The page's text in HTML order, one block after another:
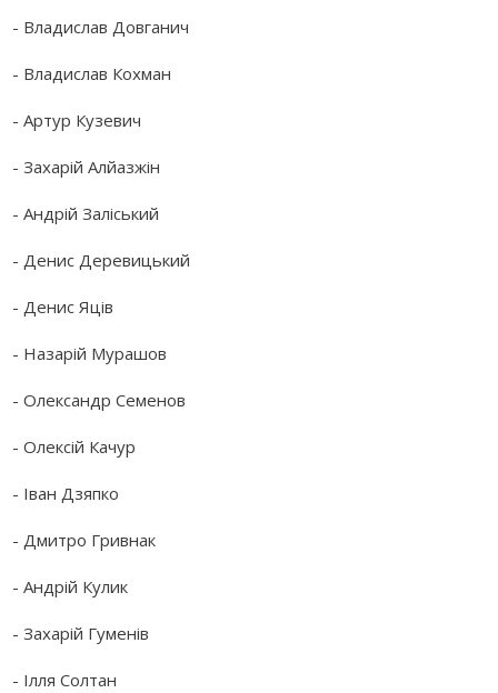
- Владислав Довганич
- Владислав Кохман
- Артур Кузевич
- Захарій Алйазжін
- Андрій Заліський
- Денис Деревицький
- Денис Яців
- Назарій Мурашов
- Олександр Семенов
- Олексій Качур
- Іван Дзяпко
- Дмитро Гривнак
- Андрій Кулик
- Захарій Гуменів
- Ілля Солтан